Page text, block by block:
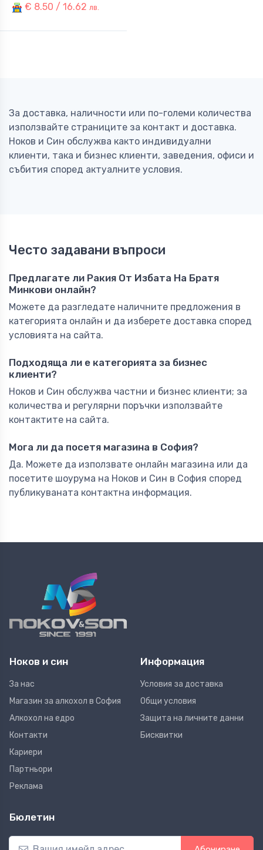
€ 8.50 / 16.62 лв.
За доставка, наличности или по-големи количества
използвайте страниците за контакт и доставка.
Ноков и Син обслужва както индивидуални
клиенти, така и бизнес клиенти, заведения, офиси и
събития според актуалните условия.
Често задавани въпроси
Предлагате ли Ракия От Избата На Братя
Минкови онлайн?
Можете да разгледате наличните предложения в
категорията онлайн и да изберете доставка според
условията на сайта.
Подходяща ли е категорията за бизнес
клиенти?
Ноков и Син обслужва частни и бизнес клиенти; за
количества и регулярни поръчки използвайте
контактите на сайта.
Мога ли да посетя магазина в София?
Да. Можете да използвате онлайн магазина или да
посетите шоурума на Ноков и Син в София според
публикуваната контактна информация.
Ноков и син
За нас
Магазин за алкохол в София
Алкохол на едро
Контакти
Кариери
Партньори
Реклама
Информация
Условия за доставка
Общи условия
Защита на личните данни
Бисквитки
Бюлетин